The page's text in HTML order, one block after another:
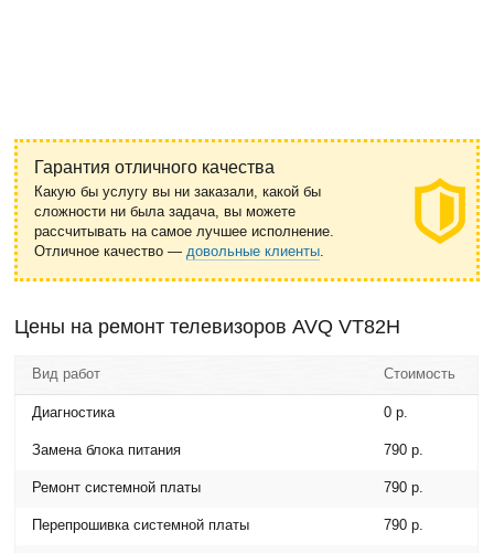
Гарантия отличного качества
Какую бы услугу вы ни заказали, какой бы
сложности ни была задача, вы можете
рассчитывать на самое лучшее исполнение.
Отличное качество —довольные клиенты.
Цены на ремонт телевизоров AVQ VT82H
Вид работ Стоимость
Диагностика 0 р.
Замена блока питания 790 р.
Ремонт системной платы 790 р.
Перепрошивка системной платы 790 р.